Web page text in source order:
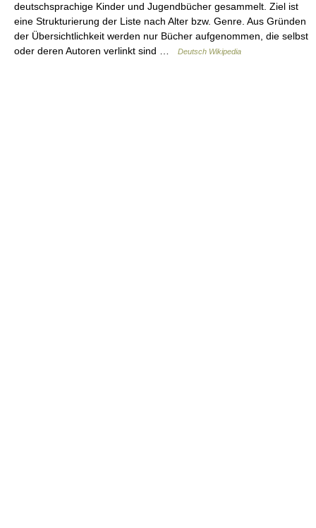
deutschsprachige Kinder und Jugendbücher gesammelt. Ziel ist
eine Strukturierung der Liste nach Alter bzw. Genre. Aus Gründen
der Übersichtlichkeit werden nur Bücher aufgenommen, die selbst
oder deren Autoren verlinkt sind …
Deutsch Wikipedia